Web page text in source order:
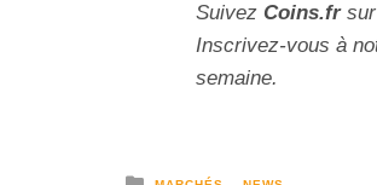
Suivez Coins.fr sur
Inscrivez-vous à
semaine.